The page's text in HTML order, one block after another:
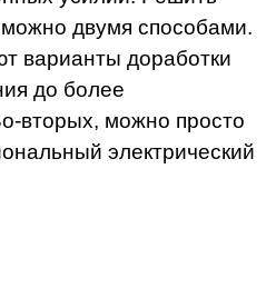
можно двумя способами.
варианты доработки
до более
вторых, можно просто
электрический